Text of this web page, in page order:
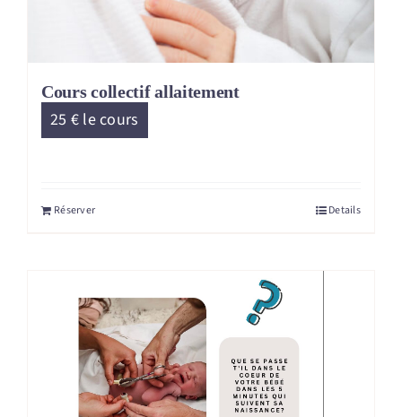
Cours collectif allaitement
25 € le cours
Réserver Details